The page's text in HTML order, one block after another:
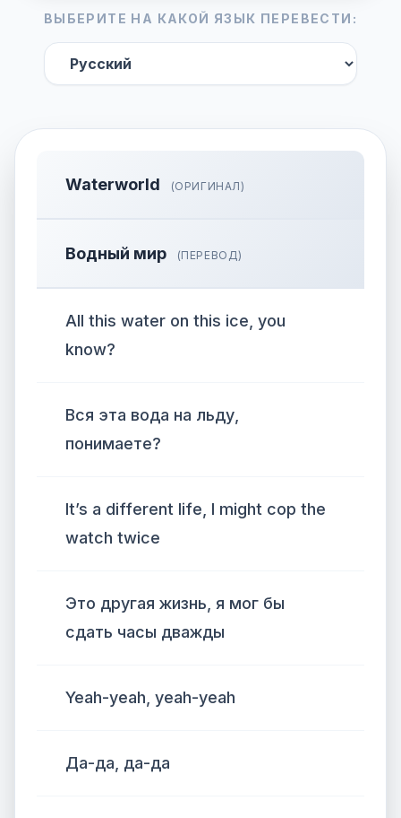
ВЫБЕРИТЕ НА КАКОЙ ЯЗЫК ПЕРЕВЕСТИ:
Waterworld (ОРИГИНАЛ)
Водный мир (ПЕРЕВОД)
All this water on this ice, you
know?
Вся эта вода на льду,
понимаете?
It’s a different life, I might cop the
watch twice
Это другая жизнь, я мог бы
сдать часы дважды
Yeah-yeah, yeah-yeah
Да-да, да-да